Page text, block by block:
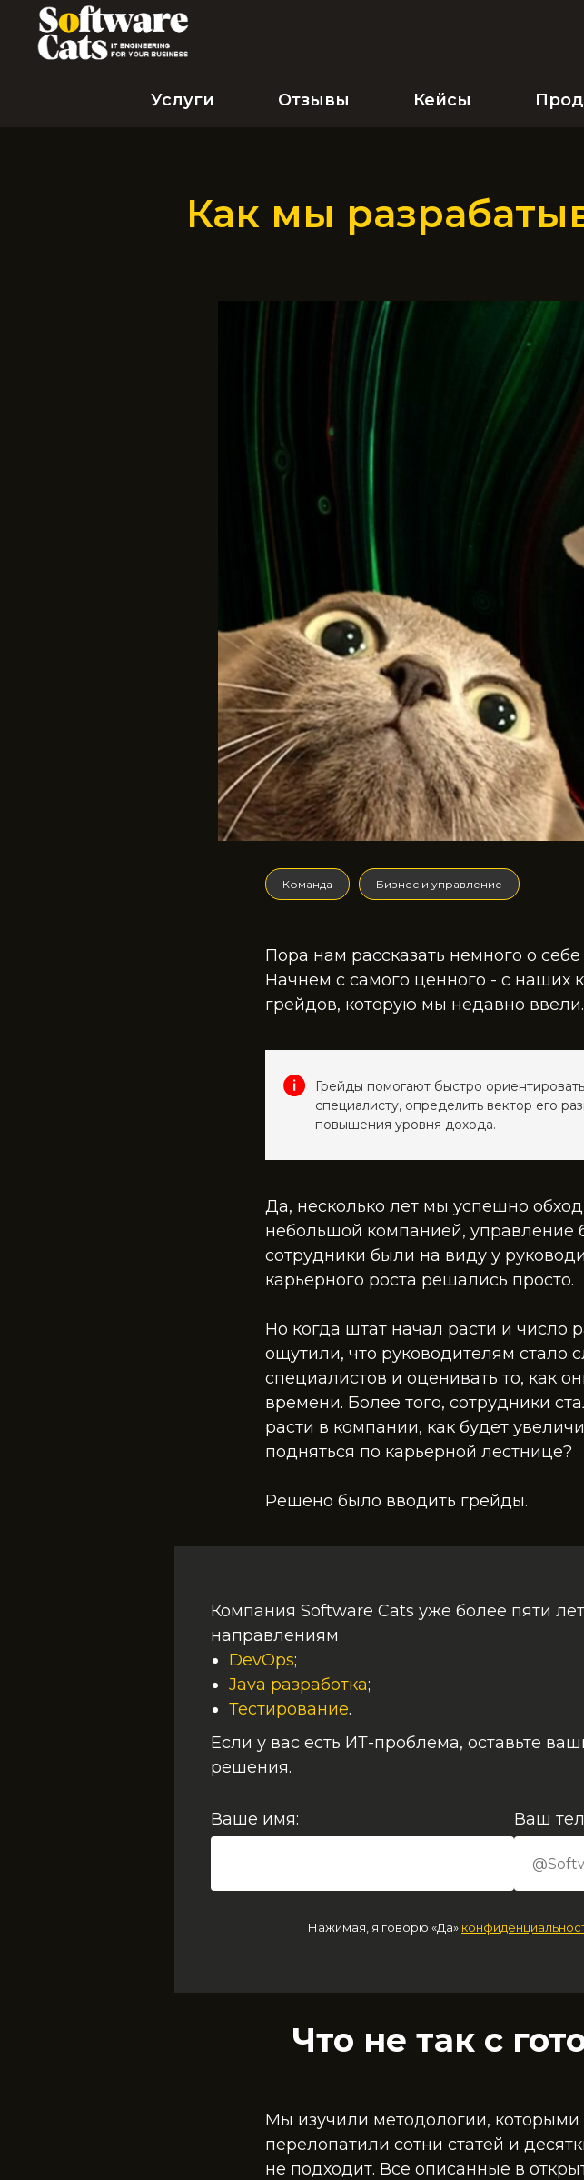
Услуги Отзывы Кейсы
Как мы
Команда Бизнес и управление
Пора нам рассказать немного о
Начнем с самого ценного - с наших
грейдов, которую мы недавно ввели.
Грейды помогают быстро
специалисту, определить вектор его
повышения уровня дохода.
Да, несколько лет мы успешно
небольшой компанией, управление
сотрудники были на виду у
карьерного роста решались просто.
Но когда штат начал расти и число
ощутили, что руководителям стало
специалистов и оценивать то, как
времени. Более того, сотрудники
расти в компании, как будет
подняться по карьерной лестнице?
Решено было вводить грейды.
Компания Software Cats уже более пяти
направлениям
DevOps;
Java разработка;
Тестирование.
Если у вас есть ИТ-проблема, оставьте
решения.
Ваше имя: Ваш
Нажимая, я говорю «Да»
Что не так с
Мы изучили методологии,
перелопатили сотни статей и
не подходит. Все описанные в